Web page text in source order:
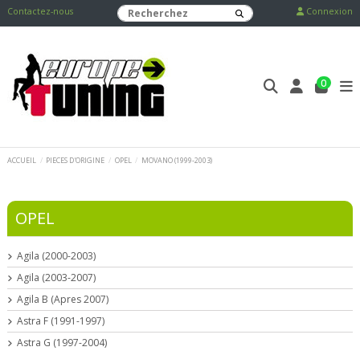
Contactez-nous Connexion
0
ACCUEIL PIECES D'ORIGINE OPEL MOVANO (1999-2003)
OPEL
Agila (2000-2003)
Agila (2003-2007)
Agila B (Apres 2007)
Astra F (1991-1997)
Astra G (1997-2004)